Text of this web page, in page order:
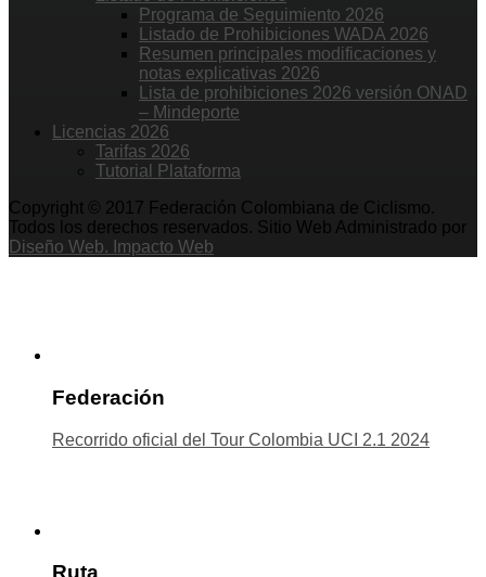
Programa de Seguimiento 2026
Listado de Prohibiciones WADA 2026
Resumen principales modificaciones y
notas explicativas 2026
Lista de prohibiciones 2026 versión ONAD
– Mindeporte
Licencias 2026
Tarifas 2026
Tutorial Plataforma
Copyright © 2017 Federación Colombiana de Ciclismo.
Todos los derechos reservados. Sitio Web Administrado por
Diseño Web. Impacto Web
Federación
Recorrido oficial del Tour Colombia UCI 2.1 2024
Ruta